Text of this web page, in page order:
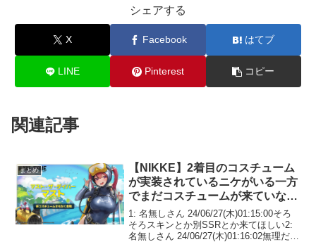
シェアする
X Facebook はてブ
LINE Pinterest コピー
関連記事
まとめ
【NIKKE】2着目のコスチューム
が実装されているニケがいる一方
でまだコスチュームが来ていない
ニケもいます
1: 名無しさん 24/06/27(木)01:15:00そろ
そろスキンとか別SSRとか来てほしい2:
名無しさん 24/06/27(木)01:16:02無理だろ